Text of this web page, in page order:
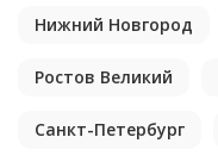
Нижний Новгород
Ростов Великий
Санкт-Петербург